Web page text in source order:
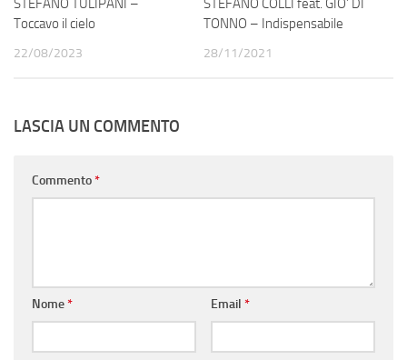
STEFANO TULIPANI –
Toccavo il cielo
22/08/2023
STEFANO COLLI feat. GIO’ DI
TONNO – Indispensabile
28/11/2021
LASCIA UN COMMENTO
Commento*
Nome* Email *